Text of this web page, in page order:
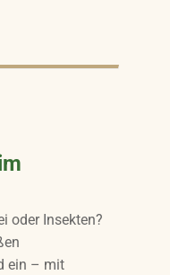
oder Insekten?
ein – mit